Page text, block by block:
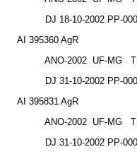
DJ 18-10-2002 PP-
AI 395360 AgR
ANO-2002 UF-MG
DJ 31-10-2002 PP-
AI 395831 AgR
ANO-2002 UF-MG
DJ 31-10-2002 PP-